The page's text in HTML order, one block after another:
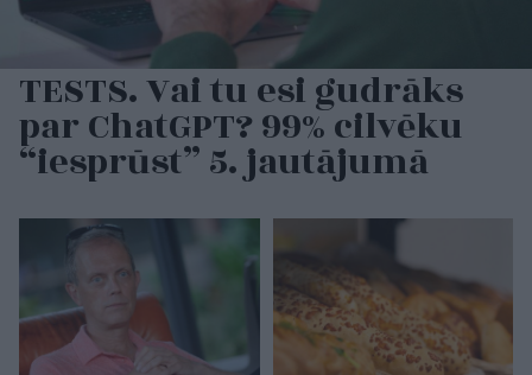
TESTS. Vai tu esi gudrāks
par ChatGPT? 99% cilvēku
“iesprūst” 5. jautājumā